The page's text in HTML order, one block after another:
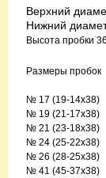
Верхний
Нижний
Высота пробки
Размеры пробок
№ 17 (19-14х38)
№ 19 (21-17х38)
№ 21 (23-18x38)
№ 24 (25-22x38)
№ 26 (28-25x38)
№ 41 (45-37x38)